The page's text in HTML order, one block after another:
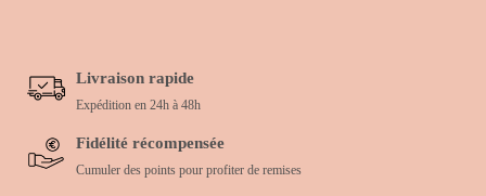
Livraison rapide
Expédition en 24h à 48h
Fidélité récompensée
Cumuler des points pour profiter de remises